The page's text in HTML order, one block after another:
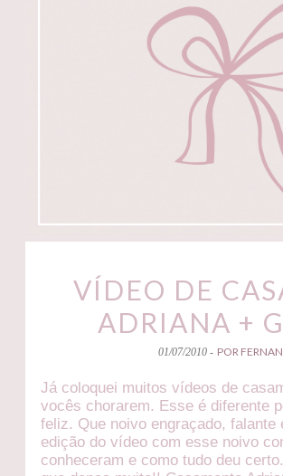
VÍDEO DE
ADRIANA +
01/07/2010 - POR
Já coloquei muitos vídeos de
vocês chorarem. Esse é diferente
feliz. Que noivo engraçado,
edição do vídeo com esse noivo
conheceram e como tudo deu